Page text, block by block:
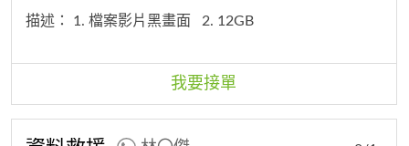
描述： 1. 檔案影片黑畫面 2. 12GB
我要接單